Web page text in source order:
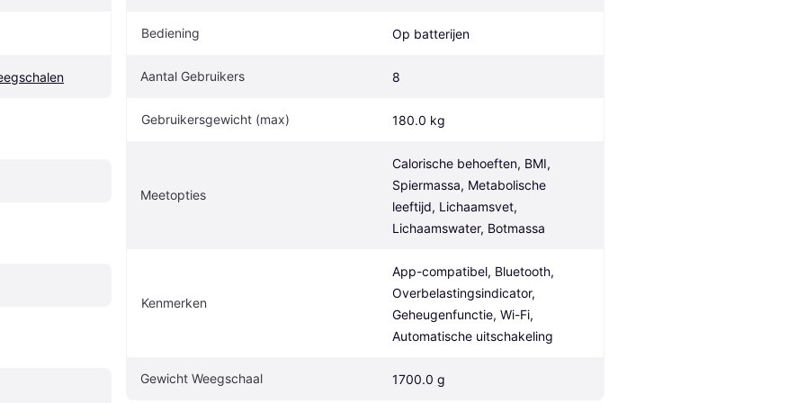
Bediening Op batterijen
Aantal Gebruikers 8
Gebruikersgewicht (max) 180.0 kg
Meetopties
Calorische behoeften, BMI,
Spiermassa, Metabolische
leeftijd, Lichaamsvet,
Lichaamswater, Botmassa
Kenmerken
App-compatibel, Bluetooth,
Overbelastingsindicator,
Geheugenfunctie, Wi-Fi,
Automatische uitschakeling
Gewicht Weegschaal 1700.0 g